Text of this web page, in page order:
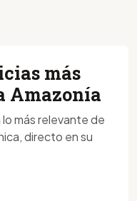
más
Amazonía
más relevante de
directo en su